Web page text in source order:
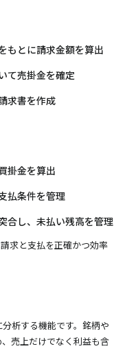
もとに請求金額を算出
て売掛金を確定
求書を作成
掛金を算出
払条件を管理
合し、未払い残高を管理
求と支払を正確かつ効率
析する機能です。銘柄や
売上だけでなく利益も含